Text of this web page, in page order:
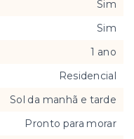
Sim
Sim
1 ano
Residencial
Sol da manhã e tarde
Pronto para morar